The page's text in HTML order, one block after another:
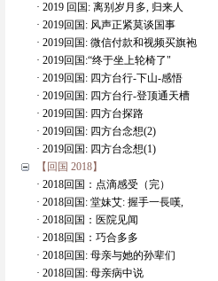
· 2019 回国: 离别岁月多, 归来人
· 2019回国: 风声正紧莫谈国事
· 2019回国: 微信付款和视频买旗袍
· 2019回国:“终于坐上轮椅了"
· 2019回国: 四方台行-下山-感悟
· 2019回国: 四方台行-登顶通天槽
· 2019回国: 四方台探路
· 2019回国: 四方台念想(2)
· 2019回国: 四方台念想(1)
【回国 2018】
· 2018回国：点滴感受（完）
· 2018回国: 堂妹艾: 握手一長嘆,
· 2018回国：医院见闻
· 2018回国：巧合多多
· 2018回国: 母亲与她的孙辈们
· 2018回国: 母亲病中说